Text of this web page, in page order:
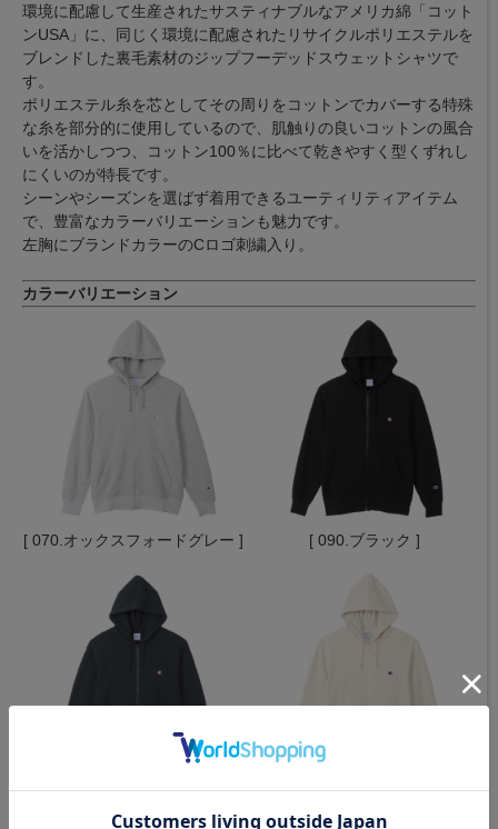
環境に配慮して生産されたサスティナブルなアメリカ綿「コット
ンUSA」に、同じく環境に配慮されたリサイクルポリエステルを
ブレンドした裏毛素材のジップフーデッドスウェットシャツで
す。
ポリエステル糸を芯としてその周りをコットンでカバーする特殊
な糸を部分的に使用しているので、肌触りの良いコットンの風合
いを活かしつつ、コットン100％に比べて乾きやすく型くずれし
にくいのが特長です。
シーンやシーズンを選ばず着用できるユーティリティアイテム
で、豊富なカラーバリエーションも魅力です。
左胸にブランドカラーのCロゴ刺繍入り。
カラーバリエーション
[ 070.オックスフォードグレー ] [ 090.ブラック ]
[ 370.ネイビー ]
[ 810.オートミール ]